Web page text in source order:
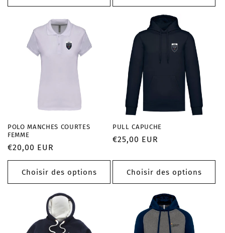
POLO MANCHES COURTES
FEMME
Prix
habituel
€20,00 EUR
Choisir des options
PULL CAPUCHE
Prix
€25,00 EUR
Choisir des options